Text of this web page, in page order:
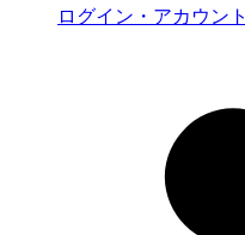
ログイン・アカウント